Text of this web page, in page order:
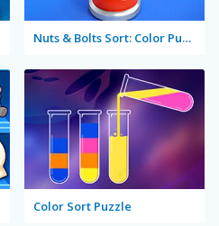
Nuts & Bolts Sort: Color Puzzle
Color Sort Puzzle